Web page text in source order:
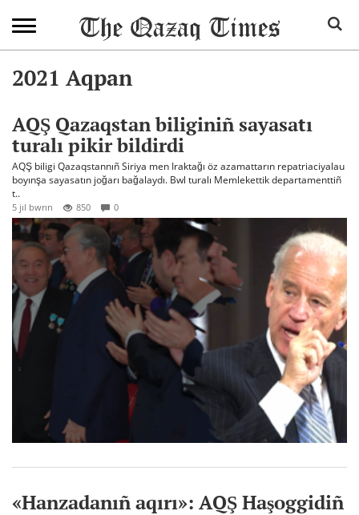
2021 Aqpan
AQŞ Qazaqstan biliginiñ sayasatı
turalı pikir bildirdi
AQŞ biligi Qazaqstannıñ Siriya men Iraktağı öz azamattarın repatriaciyalau
boyınşa sayasatın joğarı bağalaydı. Bwl turalı Memlekettik departamenttiñ
t..
5 jıl bwrın 850 0
«Hanzadanıñ aqırı»: AQŞ Haşoggidiñ